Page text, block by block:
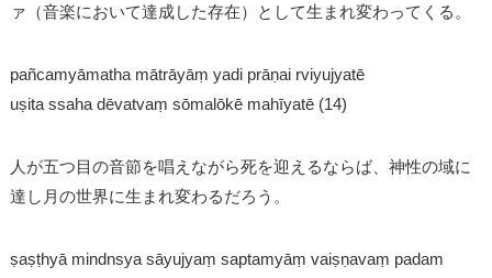
ァ（音楽において達成した存在）として生まれ変わってくる。
pañcamyāmatha mātrāyāṃ yadi prāṇai rviyujyatē
uṣita ssaha dēvatvaṃ sōmalōkē mahīyatē (14)
人が五つ目の音節を唱えながら死を迎えるならば、神性の域に
達し月の世界に生まれ変わるだろう。
ṣaṣṭhyā mindnsya sāyujyaṃ saptamyāṃ vaiṣṇavaṃ padam